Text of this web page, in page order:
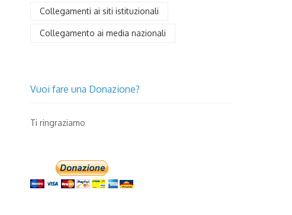
Collegamenti ai siti istituzionali
Collegamento ai media nazionali
Vuoi fare una Donazione?
Ti ringraziamo